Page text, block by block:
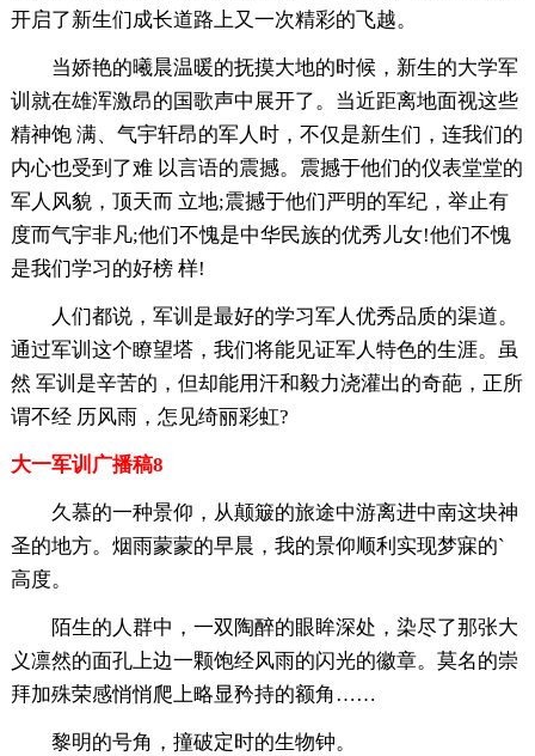
开启了新生们成长道路上又一次精彩的飞越。
当娇艳的曦晨温暖的抚摸大地的时候，新生的大学军
训就在雄浑激昂的国歌声中展开了。当近距离地面视这些
精神饱 满、气宇轩昂的军人时，不仅是新生们，连我们的
内心也受到了难 以言语的震撼。震撼于他们的仪表堂堂的
军人风貌，顶天而 立地;震撼于他们严明的军纪，举止有
度而气宇非凡;他们不愧是中华民族的优秀儿女!他们不愧
是我们学习的好榜 样!
人们都说，军训是最好的学习军人优秀品质的渠道。
通过军训这个瞭望塔，我们将能见证军人特色的生涯。虽
然 军训是辛苦的，但却能用汗和毅力浇灌出的奇葩，正所
谓不经 历风雨，怎见绮丽彩虹?
大一军训广播稿8
久慕的一种景仰，从颠簸的旅途中游离进中南这块神
圣的地方。烟雨蒙蒙的早晨，我的景仰顺利实现梦寐的`
高度。
陌生的人群中，一双陶醉的眼眸深处，染尽了那张大
义凛然的面孔上边一颗饱经风雨的闪光的徽章。莫名的崇
拜加殊荣感悄悄爬上略显矜持的额角……
黎明的号角，撞破定时的生物钟。